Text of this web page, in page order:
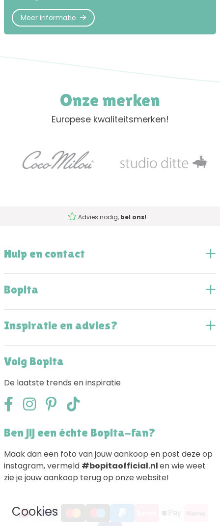
Meer informatie
Onze merken
Europese kwaliteitsmerken!
Advies nodig, bel ons!
Hulp en contact
Bopita
Inspiratie en advies?
Volg Bopita
De laatste trends en inspiratie
Ben jij een échte Bopita-fan?
Maak dan een foto van jouw aankoop en post deze op
instagram, vermeld #bopitaofficial.nlen wie weet
zie je jouw aankoop terug op onze website!
Cookies